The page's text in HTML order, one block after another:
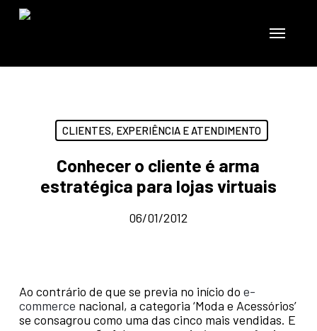
Skip
Menu
CLIENTES, EXPERIÊNCIA E ATENDIMENTO
Conhecer o cliente é arma
estratégica para lojas virtuais
06/01/2012
Ao contrário de que se previa no início do e-
commerce nacional, a categoria ‘Moda e Acessórios’
se consagrou como uma das cinco mais vendidas. E